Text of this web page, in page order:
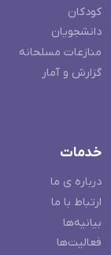
کودکان
دانشجویان
منازعات مسلحانه
گزارش و آمار
خدمات
درباره ی ما
ارتباط با ما
بیانیه‌ها
فعالیت‌ها